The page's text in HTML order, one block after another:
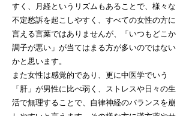
すく、月経というリズムもあることで、様々な
不定愁訴を起こしやすく、すべての女性の方に
言える言葉ではありませんが、「いつもどこか
調子が悪い」が当てはまる方が多いのではない
かと思います。
また女性は感覚的であり、更に中医学でいう
「肝」が男性に比べ弱く、ストレスや日々の生
活で無理することで、自律神経のバランスを崩